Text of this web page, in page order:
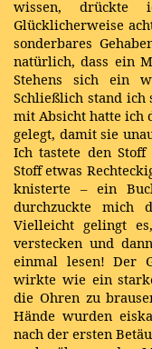
wissen, drückte
Glücklicherweise
sonderbares
natürlich, dass ein
Stehens sich ein
Schließlich stand ich
mit Absicht hatte ich
gelegt, damit sie
Ich tastete den
Stoff etwas
knisterte – ein
durchzuckte mich
Vielleicht gelingt
verstecken und
einmal lesen! Der
wirkte wie ein
die Ohren zu
Hände wurden
nach der ersten